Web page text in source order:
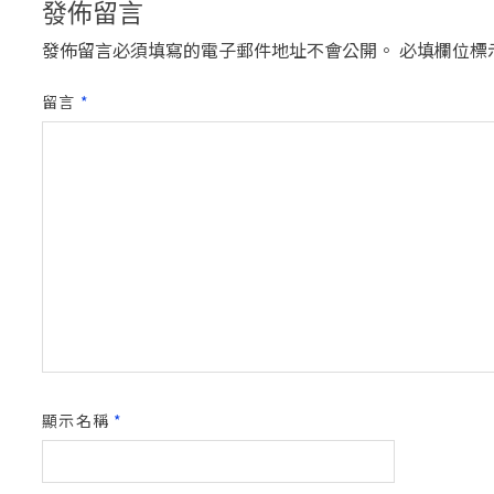
發佈留言
發佈留言必須填寫的電子郵件地址不會公開。 必填欄位
留言 *
顯示名稱 *